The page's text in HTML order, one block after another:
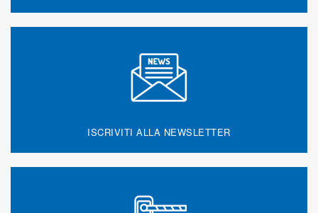
ISCRIVITI ALLA NEWSLETTER